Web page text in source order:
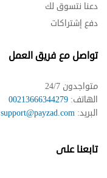
دعنا نتسوق لك
دفع إشتراكات
تواصل مع فريق العمل
متواجدون 24/7
الهاتف: 00213666344279
البريد: support@payzad.com
تابعنا على